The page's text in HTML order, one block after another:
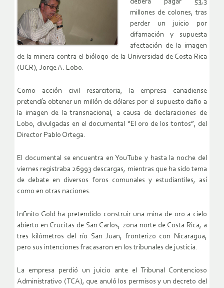
deberá pagar 53,3
millones de colones, tras
perder un juicio por
difamación y supuesta
afectación de la imagen
de la minera contra el biólogo de la Universidad de Costa Rica
(UCR), Jorge A. Lobo.
Como acción civil resarcitoria, la empresa canadiense
pretendía obtener un millón de dólares por el supuesto daño a
la imagen de la transnacional, a causa de declaraciones de
Lobo, divulgadas en el documental “El oro de los tontos”, del
Director Pablo Ortega.
El documental se encuentra en YouTube y hasta la noche del
viernes registraba 26993 descargas, mientras que ha sido tema
de debate en diversos foros comunales y estudiantiles, así
como en otras naciones.
Infinito Gold ha pretendido construir una mina de oro a cielo
abierto en Crucitas de San Carlos, zona norte de Costa Rica, a
tres kilómetros del río San Juan, fronterizo con Nicaragua,
pero sus intenciones fracasaron en los tribunales de justicia.
La empresa perdió un juicio ante el Tribunal Contencioso
Administrativo (TCA), que anuló los permisos y un decreto del